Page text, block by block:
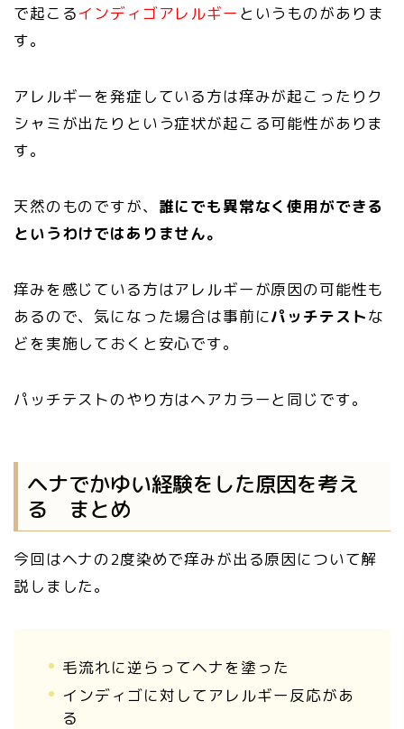
で起こるインディゴアレルギー というものがありま
す。
アレルギーを発症している方は痒みが起こったりク
シャミが出たりという症状が起こる可能性がありま
す。
天然のものですが、 誰にでも異常なく使用ができる
というわけではありません。
痒みを感じている方はアレルギーが原因の可能性も
あるので、気になった場合は事前にパッチテストな
どを実施しておくと安心です。
パッチテストのやり方はヘアカラーと同じです。
ヘナでかゆい経験をした原因を考え
る まとめ
今回はヘナの2度染めで痒みが出る原因について解
説しました。
毛流れに逆らってヘナを塗った
インディゴに対してアレルギー反応があ
る